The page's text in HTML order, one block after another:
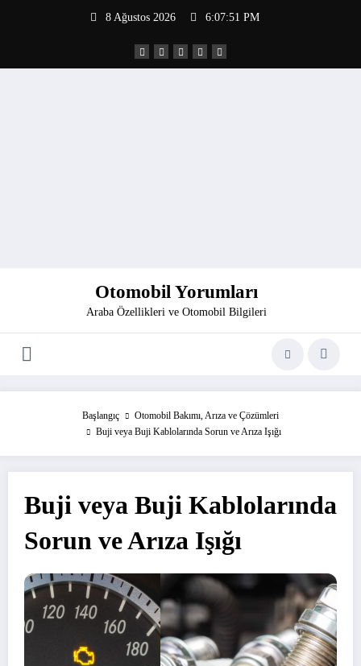
8 Ağustos 2026 6:07:52 PM
Otomobil Yorumları
Araba Özellikleri ve Otomobil Bilgileri
Başlangıç
Otomobil Bakımı, Arıza ve Çözümleri
Buji veya Buji Kablolarında Sorun ve Arıza Işığı
Buji veya Buji Kablolarında
Sorun ve Arıza Işığı